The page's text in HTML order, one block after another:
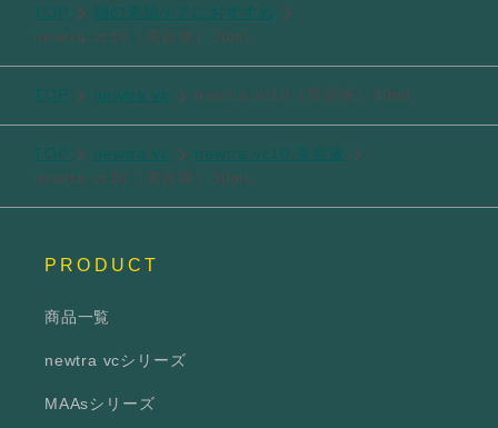
TOP
朝の素肌ケアにおすすめ
newtra vc10（美容液）30mL
TOP newtra vc newtra vc10（美容液）30mL
TOP newtra vc
newtra vc10 美容液
newtra vc10（美容液）30mL
PRODUCT
商品一覧
newtra vcシリーズ
MAAsシリーズ